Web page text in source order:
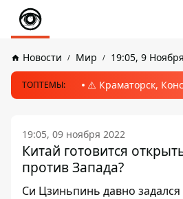
Новости Мир 19:05, 9
ТОПТЕМЫ: ⚠️ Краматорск,
19:05, 09 ноября 2022
Китай готовится
против Запада?
Си Цзиньпинь давно